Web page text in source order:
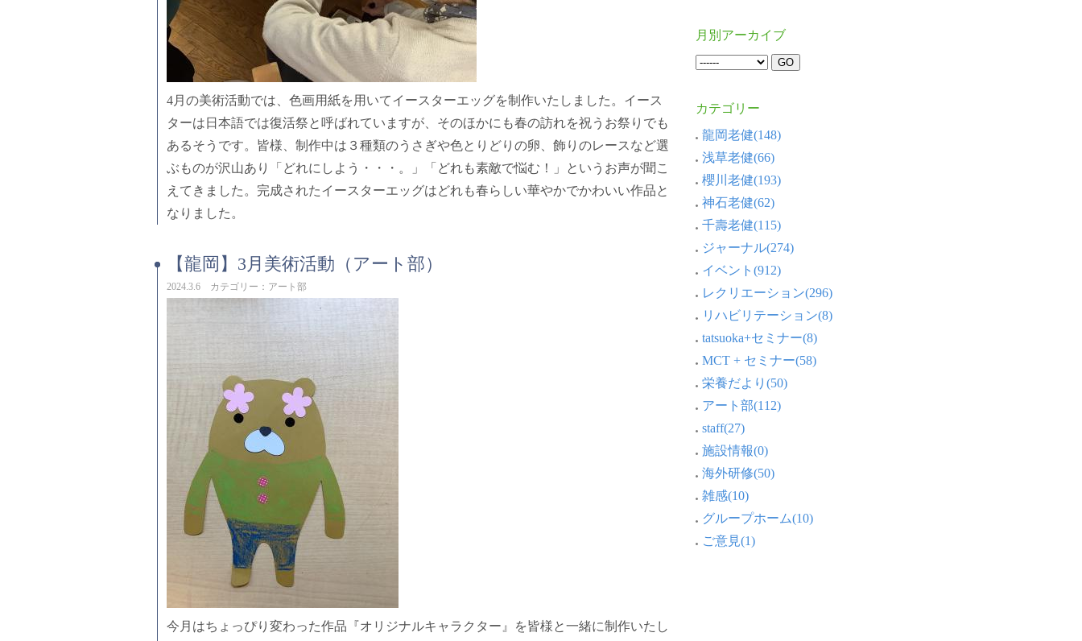
4月の美術活動では、色画用紙を用いてイースターエッグを制作いたしました。イース
ターは日本語では復活祭と呼ばれていますが、そのほかにも春の訪れを祝うお祭りでも
あるそうです。皆様、制作中は３種類のうさぎや色とりどりの卵、飾りのレースなど選
ぶものが沢山あり「どれにしよう・・・。」「どれも素敵で悩む！」というお声が聞こ
えてきました。完成されたイースターエッグはどれも春らしい華やかでかわいい作品と
なりました。
【龍岡】3月美術活動（アート部）
2024.3.6 カテゴリー：アート部
今月はちょっぴり変わった作品『オリジナルキャラクター』を皆様と一緒に制作いたし
月別アーカイブ
カテゴリー
龍岡老健(148)
浅草老健(66)
櫻川老健(193)
神石老健(62)
千壽老健(115)
ジャーナル(274)
イベント(912)
レクリエーション(296)
リハビリテーション(8)
tatsuoka+セミナー(8)
MCT + セミナー(58)
栄養だより(50)
アート部(112)
staff(27)
施設情報(0)
海外研修(50)
雑感(10)
グループホーム(10)
ご意見(1)